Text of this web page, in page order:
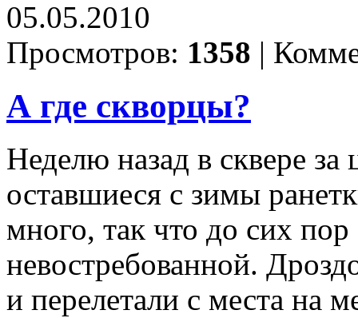
05.05.2010
Просмотров: 1358 |
А где скворцы?
Неделю назад в сквере
оставшиеся с зимы
много, так что до сих
невостребованной.
и перелетали с места на